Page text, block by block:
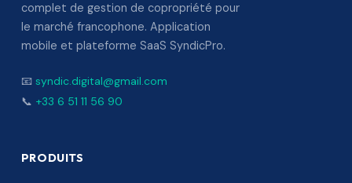
complet de gestion de copropriété pour
le marché francophone. Application
mobile et plateforme SaaS SyndicPro.
📧 syndic.digital@gmail.com
📞 +33 6 51 11 56 90
PRODUITS